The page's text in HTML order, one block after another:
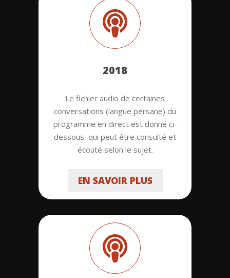
2018
Le fichier audio de certaines
conversations (langue persane) du
programme en direct est donné ci-
dessous, qui peut être consulté et
écouté selon le sujet.
EN SAVOIR PLUS